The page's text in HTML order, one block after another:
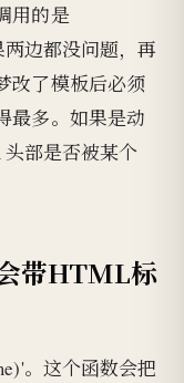
用的是
边都没问题，再
改了模板后必须
最多。如果是动
部是否被某个
带HTML标
。这个函数会把